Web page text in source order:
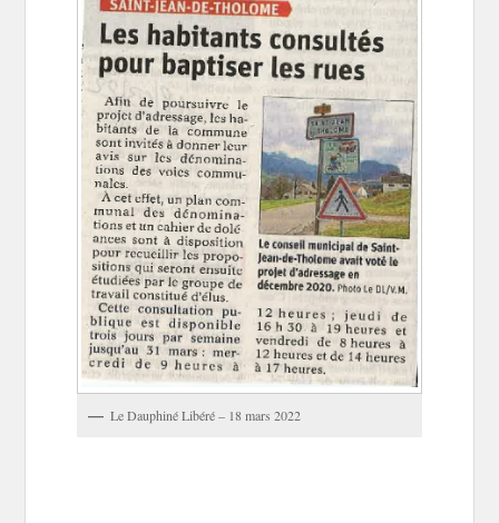
Le Dauphiné Libéré – 18 mars 2022